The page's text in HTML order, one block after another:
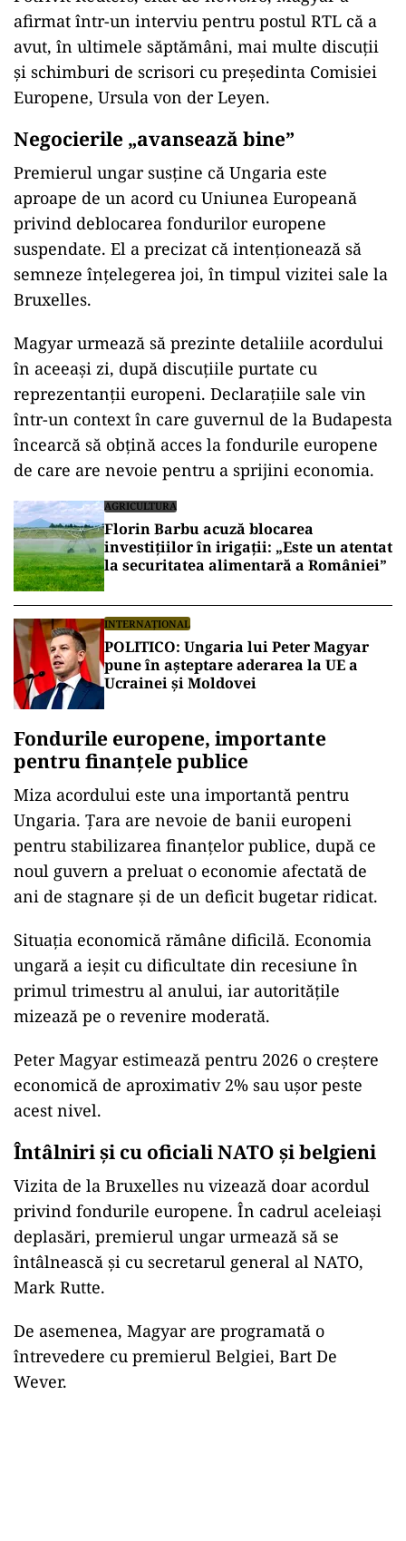
afirmat într-un interviu pentru postul RTL că a
avut, în ultimele săptămâni, mai multe discuții
și schimburi de scrisori cu președinta Comisiei
Europene, Ursula von der Leyen.
Negocierile „avansează bine”
Premierul ungar susține că Ungaria este
aproape de un acord cu Uniunea Europeană
privind deblocarea fondurilor europene
suspendate. El a precizat că intenționează să
semneze înțelegerea joi, în timpul vizitei sale la
Bruxelles.
Magyar urmează să prezinte detaliile acordului
în aceeași zi, după discuțiile purtate cu
reprezentanții europeni. Declarațiile sale vin
într-un context în care guvernul de la Budapesta
încearcă să obțină acces la fondurile europene
de care are nevoie pentru a sprijini economia.
AGRICULTURA
Florin Barbu acuză blocarea
investițiilor în irigații: „Este un atentat
la securitatea alimentară a României”
INTERNAȚIONAL
POLITICO: Ungaria lui Peter Magyar
pune în aşteptare aderarea la UE a
Ucrainei şi Moldovei
Fondurile europene, importante
pentru finanțele publice
Miza acordului este una importantă pentru
Ungaria. Țara are nevoie de banii europeni
pentru stabilizarea finanțelor publice, după ce
noul guvern a preluat o economie afectată de
ani de stagnare și de un deficit bugetar ridicat.
Situația economică rămâne dificilă. Economia
ungară a ieșit cu dificultate din recesiune în
primul trimestru al anului, iar autoritățile
mizează pe o revenire moderată.
Peter Magyar estimează pentru 2026 o creștere
economică de aproximativ 2% sau ușor peste
acest nivel.
Întâlniri și cu oficiali NATO și belgieni
Vizita de la Bruxelles nu vizează doar acordul
privind fondurile europene. În cadrul aceleiași
deplasări, premierul ungar urmează să se
întâlnească și cu secretarul general al NATO,
Mark Rutte.
De asemenea, Magyar are programată o
întrevedere cu premierul Belgiei, Bart De
Wever.